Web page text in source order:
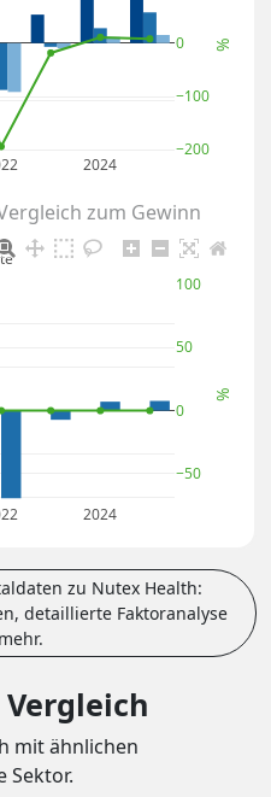
2024
−200
−100
0 %
zum Gewinn
2024
−50
0
50
100
%
zu Nutex Health:
detaillierte Faktoranalyse
mit ähnlichen
Sektor.